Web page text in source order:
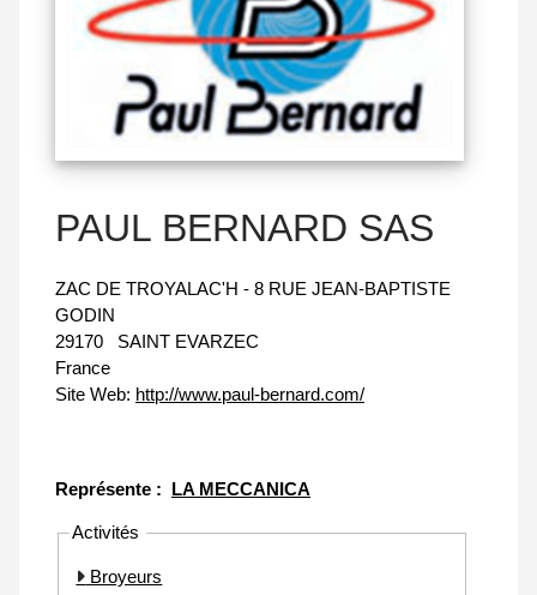
PAUL BERNARD SAS
ZAC DE TROYALAC'H - 8 RUE JEAN-BAPTISTE
GODIN
29170
SAINT EVARZEC
France
Site Web: http://www.paul-bernard.com/
Représente : LA MECCANICA
Activités
Broyeurs